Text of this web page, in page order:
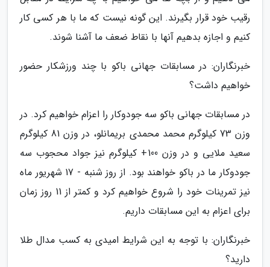
رقیب خود قرار بگیرند. این گونه نیست که ما با هر کسی کار
کنیم و اجازه بدهیم آنها با نقاط ضعف ما آشنا شوند.
خبرنگاران: در مسابقات جهانی باکو با چند ورزشکار حضور
خواهیم داشت؟
در مسابقات جهانی باکو سه جودوکار را اعزام خواهیم کرد. در
وزن 73 کیلوگرم محمد محمدی بریمانلو، در وزن 81 کیلوگرم
سعید ملایی و در وزن 100+ کیلوگرم نیز جواد محجوب سه
جودوکار ما در باکو خواهند بود. از روز شنبه - 17 شهریور ماه
نیز تمرینات خود را شروع خواهیم کرد و کمتر از 11 روز زمان
برای اعزام به این مسابقات داریم.
خبرنگاران: با توجه به این شرایط امیدی به کسب مدال طلا
دارید؟